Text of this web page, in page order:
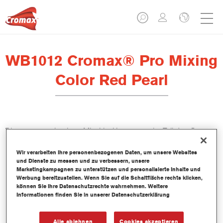
WB1012 Cromax® Pro Mixing
Color Red Pearl
Dieses wasserbasierte Mischlackkonzentrat ist Teil des Cromax
Produktmerkmale
Ausgezeichnete Ergiebigkeit mit außergewöhnlich genauer
Farbtonangleichung.
Schnelle und sparsame Anwendung trägt zur Steigerung
des Durchsatz und der Produktivität bei.
Wir verarbeiten Ihre personenbezogenen Daten, um unsere Websites
und Dienste zu messen und zu verbessern, unsere
Marketingkampagnen zu unterstützen und personalisierte Inhalte und
Werbung bereitzustellen. Wenn Sie auf die Schaltfläche rechts klicken,
können Sie Ihre Datenschutzrechte wahrnehmen. Weitere
Informationen finden Sie in unserer Datenschutzerklärung
Alle ablehnen Cookies akzeptieren